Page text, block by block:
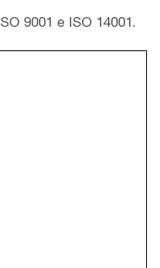
9001 e ISO 14001.